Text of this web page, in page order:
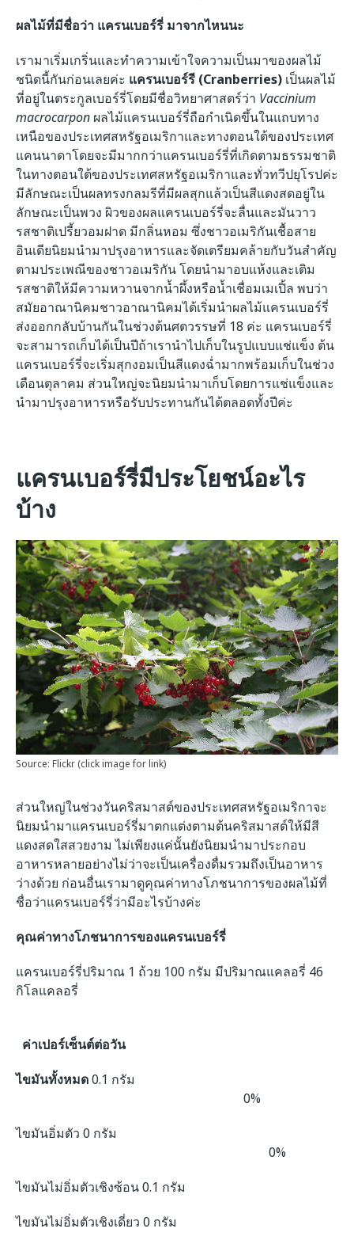
ผลไม้ที่มีชื่อว่า แครนเบอร์รี่ มาจากไหนนะ
เรามาเริ่มเกริ่นและทำความเข้าใจความเป็นมาของผลไม้
ชนิดนี้กันก่อนเลยค่ะ แครนเบอร์รี (Cranberries) เป็นผลไม้
ที่อยู่ในตระกูลเบอร์รี่โดยมีชื่อวิทยาศาสตร์ว่า Vaccinium
macrocarpon ผลไม้แครนเบอร์รี่ถือกำเนิดขึ้นในแถบทาง
เหนือของประเทศสหรัฐอเมริกาและทางตอนใต้ของประเทศ
แคนนาดาโดยจะมีมากกว่าแครนเบอร์รี่ที่เกิดตามธรรมชาติ
ในทางตอนใต้ของประเทศสหรัฐอเมริกาและทั่วทวีปยุโรปค่ะ
มีลักษณะเป็นผลทรงกลมรีที่มีผลสุกแล้วเป็นสีแดงสดอยู่ใน
ลักษณะเป็นพวง ผิวของผลแครนเบอร์รี่จะลื่นและมันวาว
รสชาติเปรี้ยวอมฝาด มีกลิ่นหอม ซึ่งชาวอเมริกันเชื้อสาย
อินเดียนิยมนำมาปรุงอาหารและจัดเตรียมคล้ายกับวันสำคัญ
ตามประเพณีของชาวอเมริกัน โดยนำมาอบแห้งและเติม
รสชาติให้มีความหวานจากน้ำผึ้งหรือน้ำเชื่อมเมเปิ้ล พบว่า
สมัยอาณานิคมชาวอาณานิคมได้เริ่มนำผลไม้แครนเบอร์รี่
ส่งออกกลับบ้านกันในช่วงต้นศตวรรษที่ 18 ค่ะ แครนเบอร์รี่
จะสามารถเก็บได้เป็นปีถ้าเรานำไปเก็บในรูปแบบแช่แข็ง ต้น
แครนเบอร์รี่จะเริ่มสุกงอมเป็นสีแดงฉ่ำมากพร้อมเก็บในช่วง
เดือนตุลาคม ส่วนใหญ่จะนิยมนำมาเก็บโดยการแช่แข็งและ
นำมาปรุงอาหารหรือรับประทานกันได้ตลอดทั้งปีค่ะ
แครนเบอร์รี่มีประโยชน์อะไร
บ้าง
Source: Flickr (click image for link)
ส่วนใหญ่ในช่วงวันคริสมาสต์ของประเทศสหรัฐอเมริกาจะ
นิยมนำมาแครนเบอร์รี่มาตกแต่งตามต้นคริสมาสต์ให้มีสี
แดงสดใสสวยงาม ไม่เพียงแค่นั้นยังนิยมนำมาประกอบ
อาหารหลายอย่างไม่ว่าจะเป็นเครื่องดื่มรวมถึงเป็นอาหาร
ว่างด้วย ก่อนอื่นเรามาดูคุณค่าทางโภชนาการของผลไม้ที่
ชื่อว่าแครนเบอร์รี่ว่ามีอะไรบ้างค่ะ
คุณค่าทางโภชนาการของแครนเบอร์รี่
แครนเบอร์รี่ปริมาณ 1 ถ้วย 100 กรัม มีปริมาณแคลอรี่ 46
กิโลแคลอรี่
ค่าเปอร์เซ็นต์ต่อวัน
ไขมันทั้งหมด0.1 กรัม
0%
ไขมันอิ่มตัว 0 กรัม
0%
ไขมันไม่อิ่มตัวเชิงซ้อน 0.1 กรัม
ไขมันไม่อิ่มตัวเชิงเดี่ยว 0 กรัม